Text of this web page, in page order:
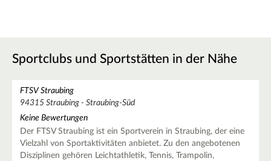
Sportclubs und Sportstätten in der Nähe
FTSV Straubing
94315 Straubing - Straubing-Süd
Keine Bewertungen
Der FTSV Straubing ist ein Sportverein in Straubing, der eine
Vielzahl von Sportaktivitäten anbietet. Zu den angebotenen
Disziplinen gehören Leichtathletik, Tennis, Trampolin,